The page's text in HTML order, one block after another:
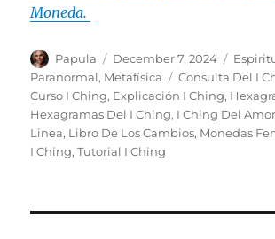
Moneda.
Author
Papula
Posted
on
December 7, 2024
Paranormal, Metafísica Tags
Consulta Del I
Curso I Ching, Explicación I Ching,
Hexagramas Del I Ching, I Ching Del Amor
Linea, Libro De Los Cambios, Monedas
I Ching,Tutorial I Ching